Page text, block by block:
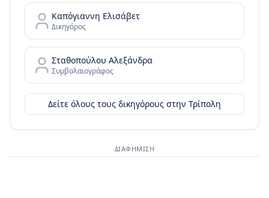
Καπόγιαννη Ελισάβετ
Δικηγόρος
Σταθοπούλου Αλεξάνδρα
Συμβολαιογράφος
Δείτε όλους τους δικηγόρους στην Τρίπολη
ΔΙΑΦΉΜΙΣΗ